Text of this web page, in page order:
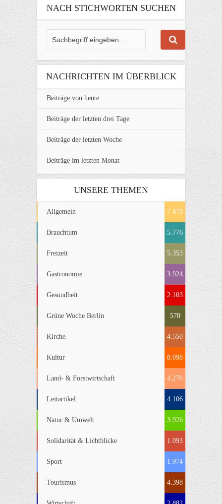
NACH STICHWORTEN SUCHEN
NACHRICHTEN IM ÜBERBLICK
Beiträge von heute
Beiträge der letzten drei Tage
Beiträge der letzten Woche
Beiträge im letzten Monat
UNSERE THEMEN
Allgemein 7.478
Brauchtum 5.776
Freizeit 5.353
Gastronomie 3.924
Gesundheit 2.103
Grüne Woche Berlin 570
Kirche 4.550
Kultur 8.098
Land- & Forstwirtschaft 4.276
Leitartikel 4.106
Natur & Umwelt 3.926
Solidarität & Lichtblicke 1.093
Sport 1.974
Tourismus 4.398